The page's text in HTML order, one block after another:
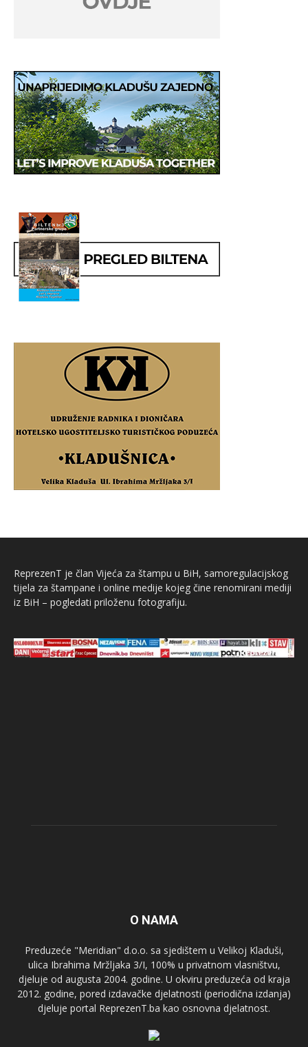
ReprezenT je član Vijeća za štampu u BiH, samoregulacijskog
tijela za štampane i online medije kojeg čine renomirani mediji
iz BiH – pogledati priloženu fotografiju.
O NAMA
Preduzeće "Meridian" d.o.o. sa sjedištem u Velikoj Kladuši,
ulica Ibrahima Mržljaka 3/I, 100% u privatnom vlasništvu,
djeluje od augusta 2004. godine. U okviru preduzeća od kraja
2012. godine, pored izdavačke djelatnosti (periodična izdanja)
djeluje portal ReprezenT.ba kao osnovna djelatnost.